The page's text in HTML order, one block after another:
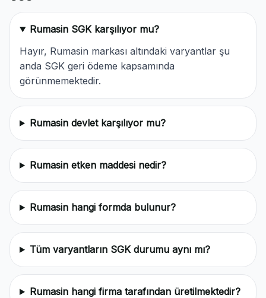
Rumasin SGK karşılıyor mu?
Hayır, Rumasin markası altındaki varyantlar şu
anda SGK geri ödeme kapsamında
görünmemektedir.
Rumasin devlet karşılıyor mu?
Rumasin etken maddesi nedir?
Rumasin hangi formda bulunur?
Tüm varyantların SGK durumu aynı mı?
Rumasin hangi firma tarafından üretilmektedir?